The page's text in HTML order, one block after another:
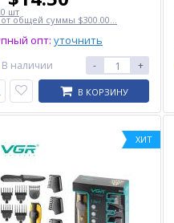
шт
общей суммы $300.00...
опт: уточнить
В наличии - +
В КОРЗИНУ
ХИТ